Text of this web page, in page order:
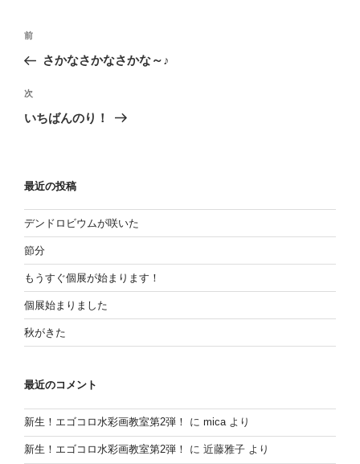
投
ビ
ゲ
ョ
ン
過
の
稿
前
さかなさかなさかな～♪
次
投
次
いちばんのり！
最近の投稿
デンドロビウムが咲いた
節分
もうすぐ個展が始まります！
個展始まりました
秋がきた
最近のコメント
新生！エゴコロ水彩画教室第2弾！ に micaより
新生！エゴコロ水彩画教室第2弾！ に 近藤雅子 より